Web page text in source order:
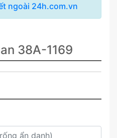
ngoài 24h.com.vn
38A-1169